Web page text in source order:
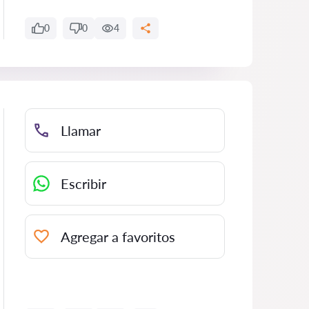
0 0 4
Llamar
Escribir
Agregar a favoritos